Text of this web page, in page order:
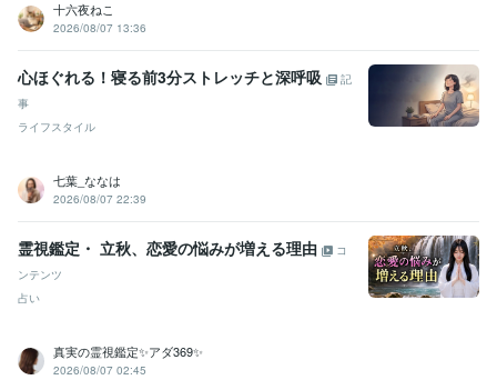
十六夜ねこ
2026/08/07 13:36
心ほぐれる！寝る前3分ストレッチと深呼吸
記
事
ライフスタイル
七葉_ななは
2026/08/07 22:39
霊視鑑定・ 立秋、恋愛の悩みが増える理由
コ
ンテンツ
占い
真実の霊視鑑定✨アダ369✨
2026/08/07 02:45